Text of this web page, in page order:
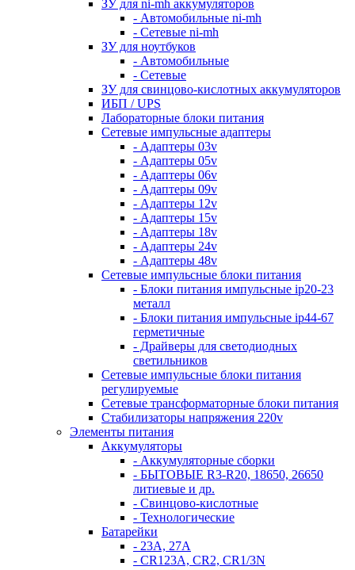
ЗУ для ni-mh аккумуляторов
- Автомобильные ni-mh
- Сетевые ni-mh
ЗУ для ноутбуков
- Автомобильные
- Сетевые
ЗУ для свинцово-кислотных аккумуляторов
ИБП / UPS
Лабораторные блоки питания
Сетевые импульсные адаптеры
- Адаптеры 03v
- Адаптеры 05v
- Адаптеры 06v
- Адаптеры 09v
- Адаптеры 12v
- Адаптеры 15v
- Адаптеры 18v
- Адаптеры 24v
- Адаптеры 48v
Сетевые импульсные блоки питания
- Блоки питания импульсные ip20-23
металл
- Блоки питания импульсные ip44-67
герметичные
- Драйверы для светодиодных
светильников
Сетевые импульсные блоки питания
регулируемые
Сетевые трансформаторные блоки питания
Стабилизаторы напряжения 220v
Элементы питания
Аккумуляторы
- Аккумуляторные сборки
- БЫТОВЫЕ R3-R20, 18650, 26650
литиевые и др.
- Свинцово-кислотные
- Технологические
Батарейки
- 23A, 27A
- CR123A, CR2, CR1/3N